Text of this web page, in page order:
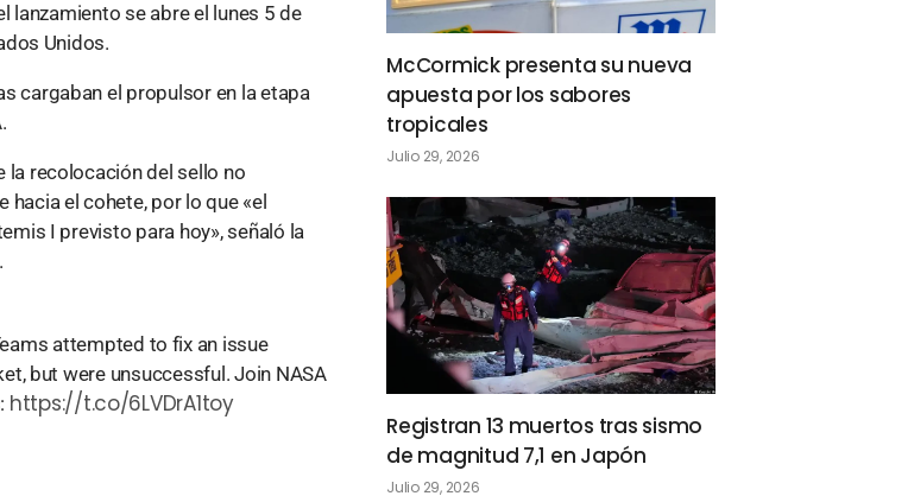
lanzamiento se abre el lunes 5 de
Unidos.
cargaban el propulsor en la etapa
la recolocación del sello no
el cohete, por lo que «el
I previsto para hoy», señaló la
attempted to fix an issue
but were unsuccessful. Join NASA
https://t.co/6LVDrA1toy
McCormick presenta su nueva
apuesta por los sabores
tropicales
Julio 29, 2026
Registran 13 muertos tras sismo
de magnitud 7,1 en Japón
Julio 29, 2026